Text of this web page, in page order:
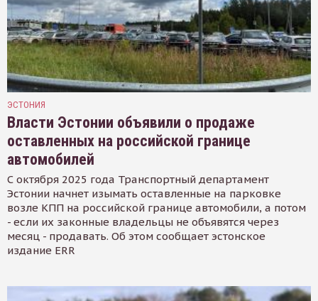
ЭСТОНИЯ
Власти Эстонии объявили о продаже
оставленных на российской границе
автомобилей
С октября 2025 года Транспортный департамент
Эстонии начнет изымать оставленные на парковке
возле КПП на российской границе автомобили, а потом
- если их законные владельцы не объявятся через
месяц - продавать. Об этом сообщает эстонское
издание ERR